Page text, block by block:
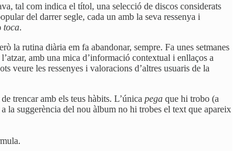
tal com indica el títol, una selecció de discos considerats
del darrer segle, cada un amb la seva ressenya i
toca.
la rutina diària em fa abandonar, sempre. Fa unes setmanes
amb una mica d’informació contextual i enllaços a
veure les ressenyes i valoracions d’altres usuaris de la
trencar amb els teus hàbits. L’única pega que hi trobo (a
la suggerència del nou àlbum no hi trobes el text que apareix